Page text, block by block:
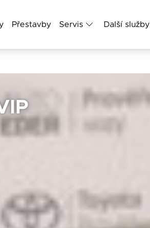
Přestavby Servis Další služby